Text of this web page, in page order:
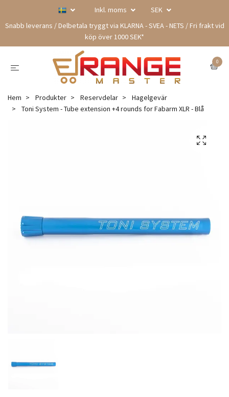
Inkl. moms
SEK
Snabb leverans / Delbetala tryggt via KLARNA - SVEA - NETS / Fri frakt vid
köp över 1000 SEK*
0
Hem Produkter Reservdelar
Hagelgevär
Toni System - Tube extension +4 rounds for Fabarm XLR - Blå